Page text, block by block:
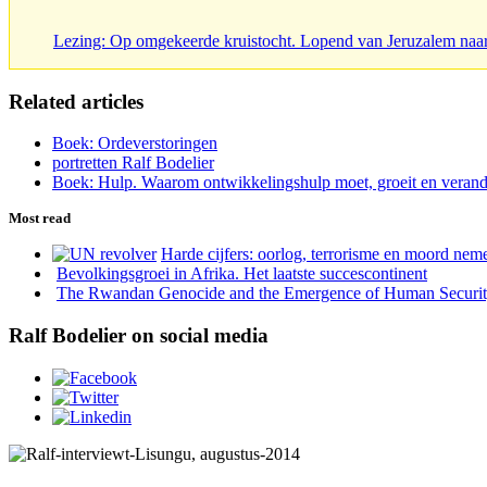
Lezing: Op omgekeerde kruistocht. Lopend van Jeruzalem
Related articles
Boek: Ordeverstoringen
portretten Ralf Bodelier
Boek: Hulp. Waarom ontwikkelingshulp moet, groeit en
Most read
Harde cijfers: oorlog, terrorisme en moord
Bevolkingsgroei in Afrika. Het laatste succescontinent
The Rwandan Genocide and the Emergence of Human
Ralf Bodelier on social media